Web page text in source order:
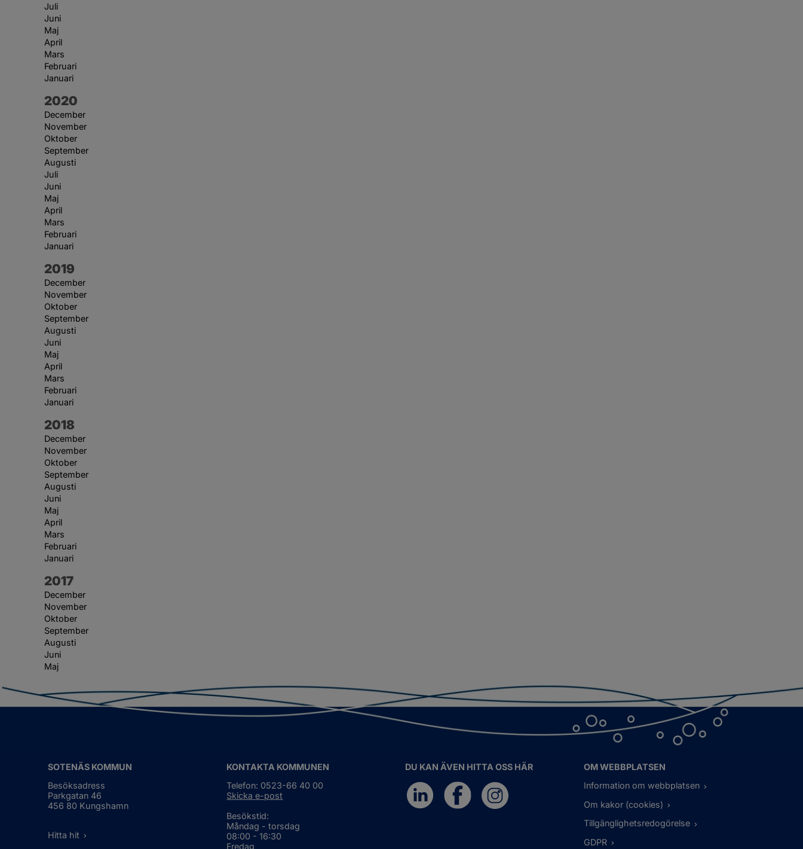
Juli
Juni
Maj
April
Mars
Februari
Januari
År:
2020
December
November
Oktober
September
Augusti
Juli
Juni
Maj
April
Mars
Februari
Januari
År:
2019
December
November
Oktober
September
Augusti
Juni
Maj
April
Mars
Februari
Januari
År:
2018
December
November
Oktober
September
Augusti
Juni
Maj
April
Mars
Februari
Januari
År:
2017
December
November
Oktober
September
Augusti
Juni
Maj
SOTENÄS KOMMUN
Besöksadress
Parkgatan 46
456 80 Kungshamn
Hitta hit
KONTAKTA KOMMUNEN
Telefon: 0523-66 40 00
Skicka e-post
Besökstid:
Måndag - torsdag
08:00 - 16:30
Fredag
DU KAN ÄVEN HITTA OSS HÄR
OM WEBBPLATSEN
Information om webbplatsen
Om kakor (cookies)
Tillgänglighetsredogörelse
GDPR